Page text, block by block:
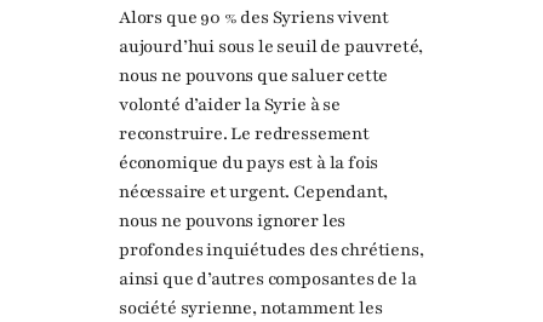
Alors que 90 % des Syriens vivent
aujourd’hui sous le seuil de pauvreté,
nous ne pouvons que saluer cette
volonté d’aider la Syrie à se
reconstruire. Le redressement
économique du pays est à la fois
nécessaire et urgent. Cependant,
nous ne pouvons ignorer les
profondes inquiétudes des chrétiens,
ainsi que d’autres composantes de la
société syrienne, notamment les